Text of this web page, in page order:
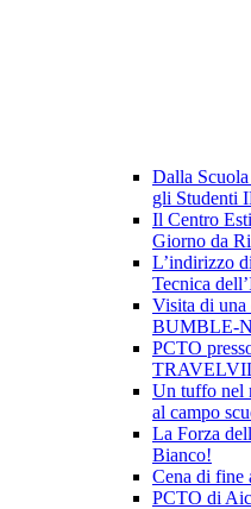
Dalla
gli Studenti
Il Centro
Giorno da
L’indirizzo
Tecnica
Visita di una
BUMBLE-
PCTO
Un tuffo nel
al campo
La Forza
Bianco!
Cena di fine
PCTO di